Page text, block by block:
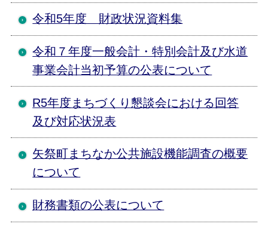
令和5年度 財政状況資料集
令和７年度一般会計・特別会計及び水道
事業会計当初予算の公表について
R5年度まちづくり懇談会における回答
及び対応状況表
矢祭町まちなか公共施設機能調査の概要
について
財務書類の公表について